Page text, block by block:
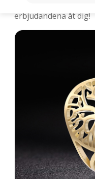
erbjudandena åt dig!